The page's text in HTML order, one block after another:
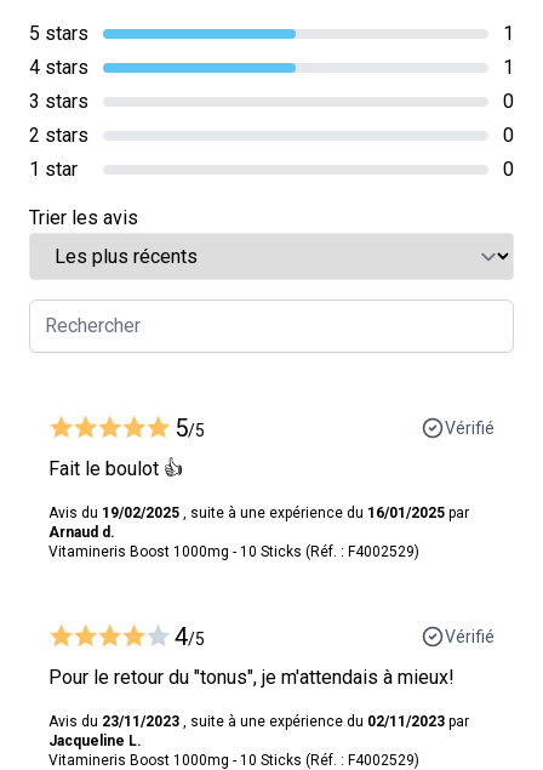
5 stars
1
4 stars
1
3 stars
0
2 stars
0
1 star
0
Trier les avis
5/5 Vérifié
Fait le boulot 👍
Avis du 19/02/2025 , suite à une expérience du 16/01/2025 par
Arnaud d.
Vitamineris Boost 1000mg - 10 Sticks (Réf. : F4002529)
4/5 Vérifié
Pour le retour du "tonus", je m'attendais à mieux!
Avis du 23/11/2023 , suite à une expérience du 02/11/2023 par
Jacqueline L.
Vitamineris Boost 1000mg - 10 Sticks (Réf. : F4002529)